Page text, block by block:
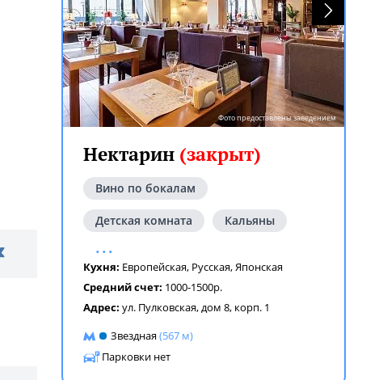
Фото предоставлены заведением
Нектарин (закрыт)
Вино по бокалам
Детская комната Кальяны
...
Кухня: Европейская, Русская,Японская
Средний счет: 1000-1500р.
Адрес: ул. Пулковская, дом 8, корп. 1
Звездная(567 м)
Парковки нет